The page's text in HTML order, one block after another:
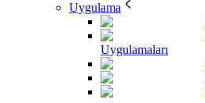
Uygulama
Uygulamaları